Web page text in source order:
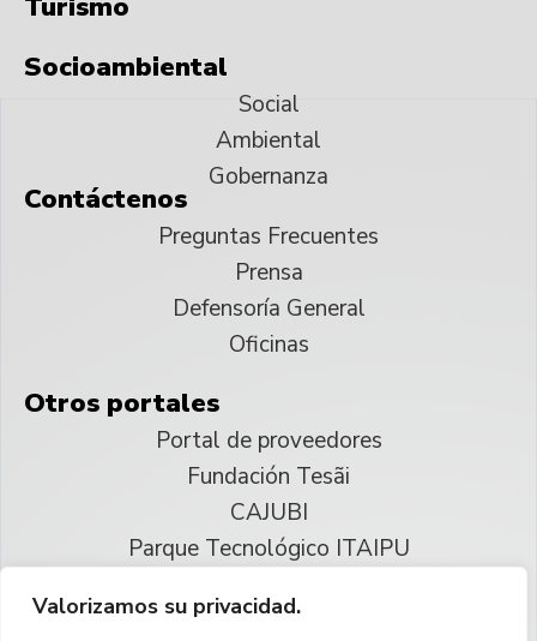
Valorizamos su privacidad.
Socioambiental
Social
Ambiental
Gobernanza
Contáctenos
Preguntas Frecuentes
Prensa
Defensoría General
Oficinas
Otros portales
Portal de proveedores
Fundación Tesãi
CAJUBI
Parque Tecnológico ITAIPU